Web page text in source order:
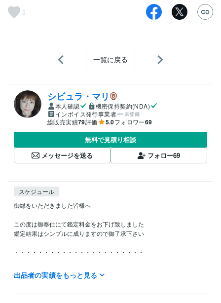
5
一覧に戻る
シビュラ・マリ
本人確認
機密保持契約(NDA)
インボイス発行事業者
未登録
総販売実績79評価 5.0フォロワー69
無料で見積り相談
メッセージを送る
フォロー69
スケジュール
御縁をいただきました皆様へ
この度は御奉仕にて鑑定料金をお下げ致しました
鑑定結果はシンプルに成りますので御了承下さい
・・・・・・・・・・・・・・・・・・・・・・
新たな次元の世に向かい　大いなる力（宇宙の根源大神）より
天命・御役目を受けまして御神事をさせていただいております
出品者の実績をもっと見る